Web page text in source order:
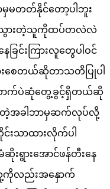
မတတ်နိုင်တော့ပါဘူး
ားတဲ့သူကိုထပ်တလဲလဲ
ေခြင်းကြားလူတွေပါဝင်
းစေတယ်ဆိုတာသတိပြုပါ
ာက်ပဲဆုံတွေ့ခွင့်ရှိတယ်ဆို
းတဲ့အခါဘာမှဆက်လုပ်လို့
းသာထားလိုက်ပါ
ရွားအောင်ဖန်တီးနေ
ကိုလည်းအနှောက်